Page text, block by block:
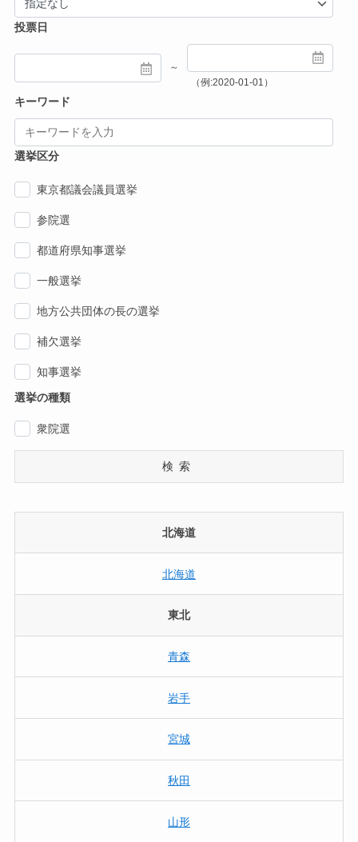
投票日
～
（例:2020-01-01）
キーワード
選挙区分
東京都議会議員選挙
参院選
都道府県知事選挙
一般選挙
地方公共団体の長の選挙
補欠選挙
知事選挙
選挙の種類
衆院選
検索
北海道
北海道
東北
青森
岩手
宮城
秋田
山形